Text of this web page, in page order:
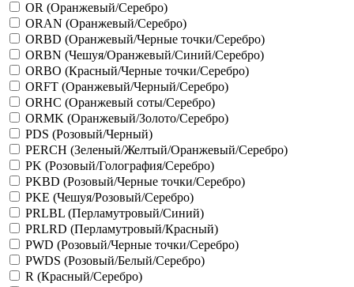
OR (Оранжевый/Серебро)
ORAN (Оранжевый/Серебро)
ORBD (Оранжевый/Черные точки/Серебро)
ORBN (Чешуя/Оранжевый/Синий/Серебро)
ORBO (Красный/Черные точки/Серебро)
ORFT (Оранжевый/Черный/Серебро)
ORHC (Оранжевый соты/Серебро)
ORMK (Оранжевый/Золото/Серебро)
PDS (Розовый/Черный)
PERCH (Зеленый/Желтый/Оранжевый/Серебро)
PK (Розовый/Голография/Серебро)
PKBD (Розовый/Черные точки/Серебро)
PKE (Чешуя/Розовый/Серебро)
PRLBL (Перламутровый/Синий)
PRLRD (Перламутровый/Красный)
PWD (Розовый/Черные точки/Серебро)
PWDS (Розовый/Белый/Серебро)
R (Красный/Серебро)